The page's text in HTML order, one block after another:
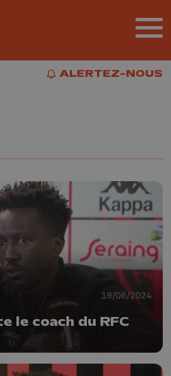
ALERTEZ-NOUS
ALERTEZ-NOUS
19/06/2024
le coach du RFC